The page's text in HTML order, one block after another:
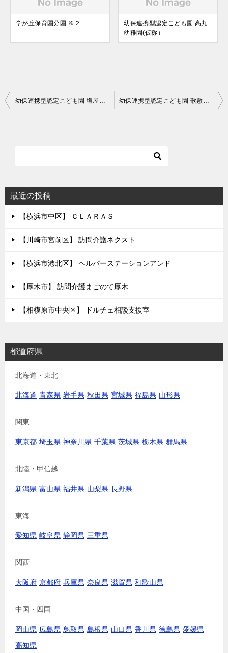
学が丘保育園分園 ※２
幼保連携型認定こども園 高丸
幼稚園(仮称）
投
シ
ョ
最近の投稿
【横浜市中区】 ＣＬＡＲＡＳ
【川崎市宮前区】 訪問介護ネクスト
【横浜市港北区】 ヘルパーステーションアンド
【厚木市】 訪問介護まごのて厚木
【相模原市中央区】 ドルチェ相談支援室
都道府県
北海道・東北
北海道 青森県 岩手県 秋田県 宮城県 福島県 山形県
関東
東京都 埼玉県 神奈川県 千葉県 茨城県 栃木県 群馬県
北陸・甲信越
新潟県 富山県 福井県 山梨県 長野県
東海
愛知県 岐阜県 静岡県 三重県
関西
大阪府 京都府 兵庫県 奈良県 滋賀県 和歌山県
中国・四国
岡山県 広島県 鳥取県 島根県 山口県 香川県 徳島県 愛媛県
高知県